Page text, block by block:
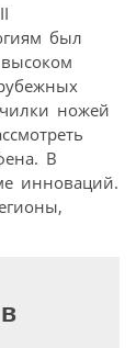
был
ножей
В
инноваций.